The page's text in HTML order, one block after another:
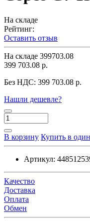
На складе
Рейтинг:
Оставить отзыв
На складе 399703.08
399 703.08 р.
Без НДС: 399 703.08 р.
Нашли дешевле?
В корзину Купить в
Артикул:
Качество
Доставка
Оплата
Обмен